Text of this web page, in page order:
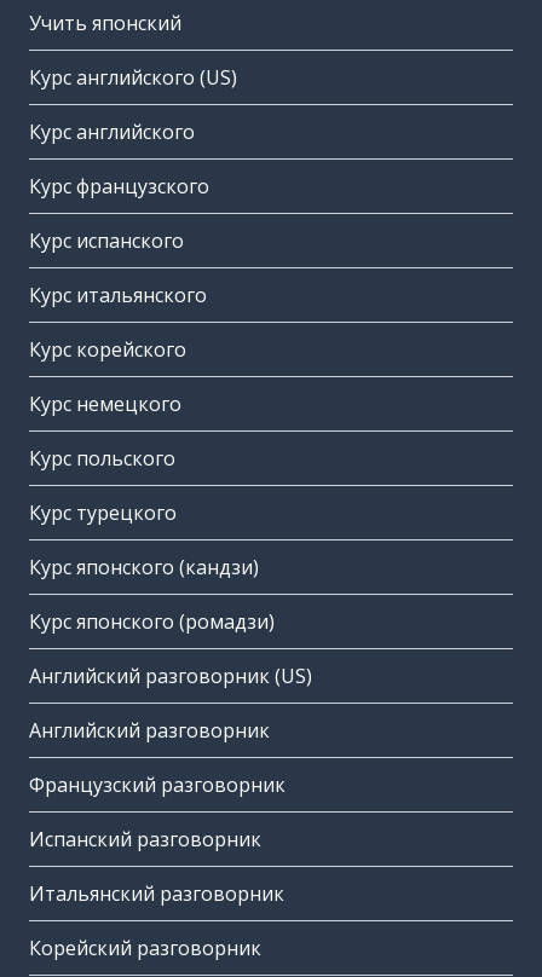
Учить японский
Курс английского (US)
Курс английского
Курс французского
Курс испанского
Курс итальянского
Курс корейского
Курс немецкого
Курс польского
Курс турецкого
Курс японского (кандзи)
Курс японского (ромадзи)
Английский разговорник (US)
Английский разговорник
Французский разговорник
Испанский разговорник
Итальянский разговорник
Корейский разговорник